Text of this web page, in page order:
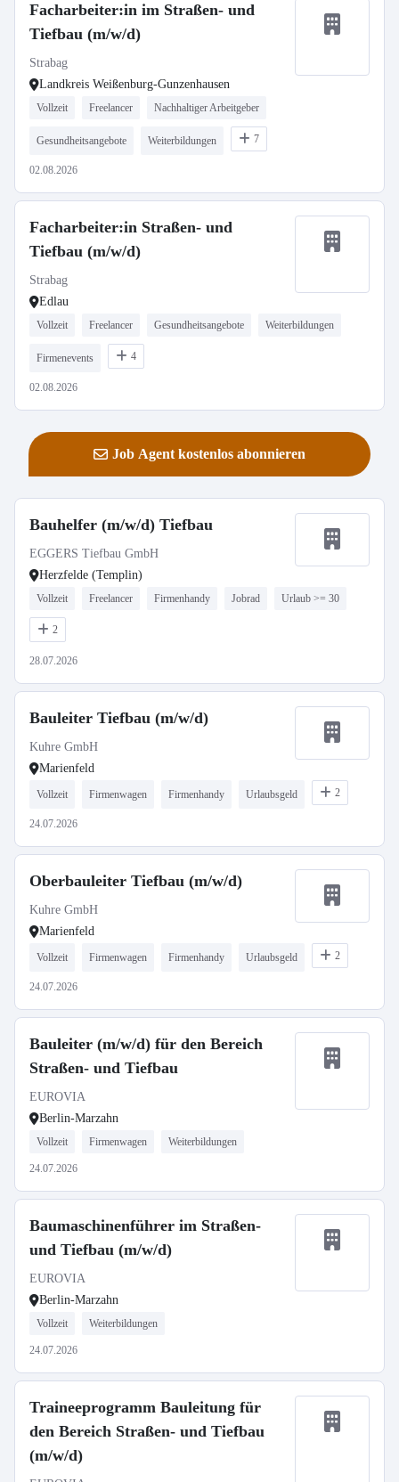
Facharbeiter:in im Straßen- und
Tiefbau (m/w/d)
Strabag
Landkreis Weißenburg-Gunzenhausen
Vollzeit Freelancer Nachhaltiger Arbeitgeber
Gesundheitsangebote Weiterbildungen 7
02.08.2026
Facharbeiter:in Straßen- und
Tiefbau (m/w/d)
Strabag
Edlau
Vollzeit Freelancer Gesundheitsangebote Weiterbildungen
Firmenevents 4
02.08.2026
Job Agent kostenlos abonnieren
Bauhelfer (m/w/d) Tiefbau
EGGERS Tiefbau GmbH
Herzfelde (Templin)
Vollzeit Freelancer Firmenhandy Jobrad Urlaub >= 30
2
28.07.2026
Bauleiter Tiefbau (m/w/d)
Kuhre GmbH
Marienfeld
Vollzeit Firmenwagen Firmenhandy Urlaubsgeld 2
24.07.2026
Oberbauleiter Tiefbau (m/w/d)
Kuhre GmbH
Marienfeld
Vollzeit Firmenwagen Firmenhandy Urlaubsgeld 2
24.07.2026
Bauleiter (m/w/d) für den Bereich
Straßen- und Tiefbau
EUROVIA
Berlin-Marzahn
Vollzeit Firmenwagen Weiterbildungen
24.07.2026
Baumaschinenführer im Straßen-
und Tiefbau (m/w/d)
EUROVIA
Berlin-Marzahn
Vollzeit Weiterbildungen
24.07.2026
Traineeprogramm Bauleitung für
den Bereich Straßen- und Tiefbau
(m/w/d)